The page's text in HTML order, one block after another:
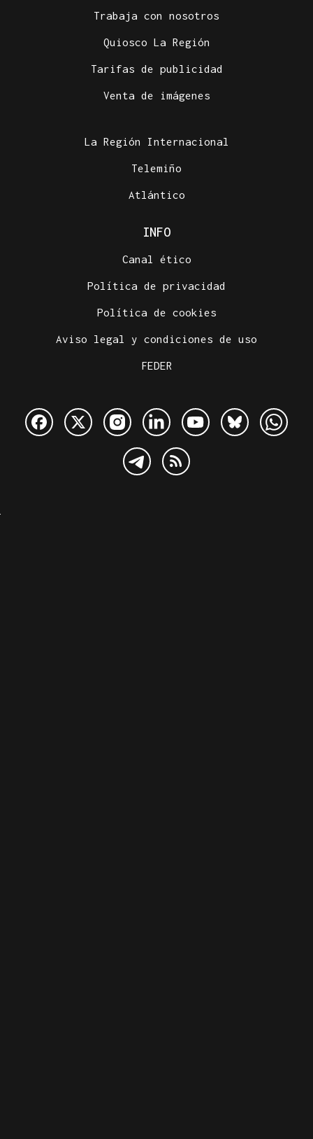
Trabaja con nosotros
Quiosco La Región
Tarifas de publicidad
Venta de imágenes
La Región Internacional
Telemiño
Atlántico
INFO
Canal ético
Política de privacidad
Política de cookies
Aviso legal y condiciones de uso
FEDER